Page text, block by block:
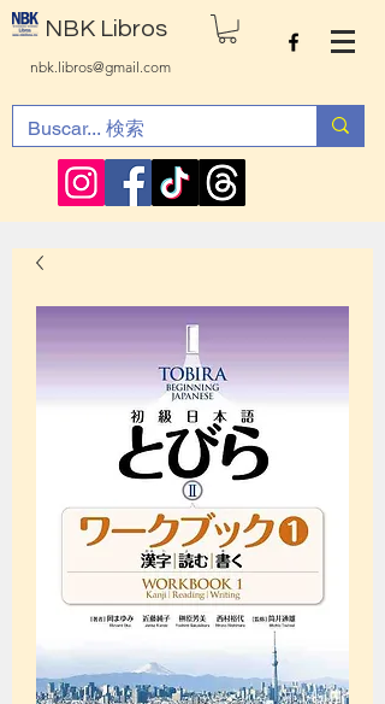
NBK Libros
nbk.libros@gmail.com